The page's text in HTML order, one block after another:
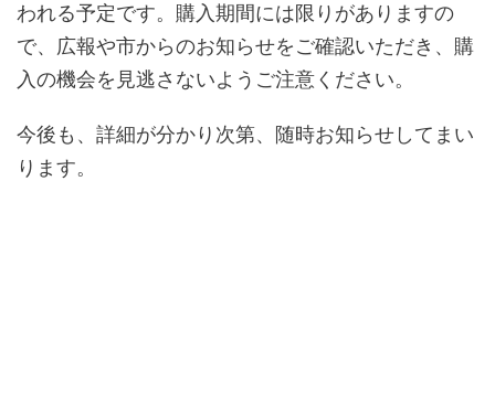
われる予定です。購入期間には限りがありますの
で、広報や市からのお知らせをご確認いただき、購
入の機会を見逃さないようご注意ください。
今後も、詳細が分かり次第、随時お知らせしてまい
ります。